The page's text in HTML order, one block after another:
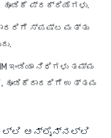
ಹೂಡಿಕೆ ಪ್ರಕ್ರಿಯೆಗಳು.
ಸ್ಪಷ್ಟ ಮತ್ತು
ಇಂಡಿಯಾ ನಿಧಿಗಳು ತಮ್ಮ
ಹೂಡಿಕೆದಾರರಿಗೆ ಉತ್ತಮ
ಆನ್‌ಲೈನ್‌ನಲ್ಲಿ